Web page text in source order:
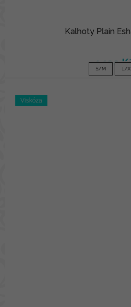
Kalhoty Plain
1 190
S/M L/XL
Viskóza